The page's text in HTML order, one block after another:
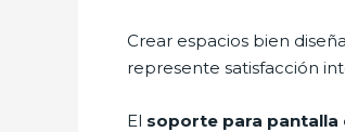
Crear espacios bien
represente satisfacción
El soporte para pantalla